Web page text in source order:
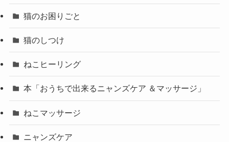
猫のお困りごと
猫のしつけ
ねこヒーリング
本「おうちで出来るニャンズケア ＆マッサージ」
ねこマッサージ
ニャンズケア